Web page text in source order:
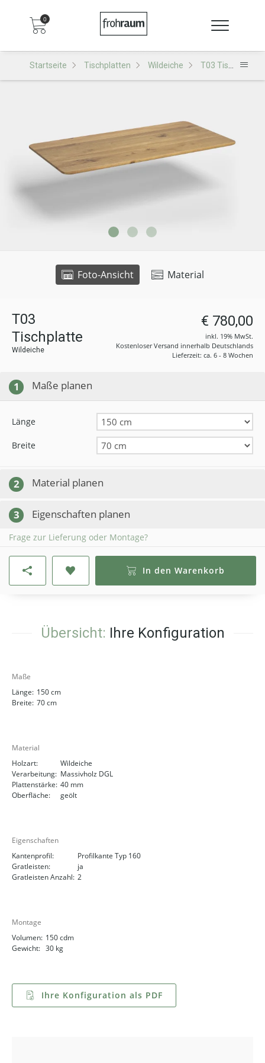
0
Startseite Tischplatten Wildeiche T03 Tischplatte
Foto-Ansicht Material
T03
Tischplatte
Wildeiche
€ 780,00
inkl. 19% MwSt.
Kostenloser Versand innerhalb Deutschlands
Lieferzeit: ca. 6 - 8 Wochen
1 Maße planen
Länge
Breite
2 Material planen
3 Eigenschaften planen
Frage zur Lieferung oder Montage?
In den Warenkorb
Übersicht: Ihre Konfiguration
Maße
Länge: 150 cm
Breite: 70 cm
Material
Holzart:
Wildeiche
Verarbeitung: Massivholz DGL
Plattenstärke: 40 mm
Oberfläche:
geölt
Eigenschaften
Kantenprofil:
Profilkante Typ 160
Gratleisten:
ja
Gratleisten Anzahl: 2
Montage
Volumen: 150 cdm
Gewicht: 30 kg
Ihre Konfiguration als PDF